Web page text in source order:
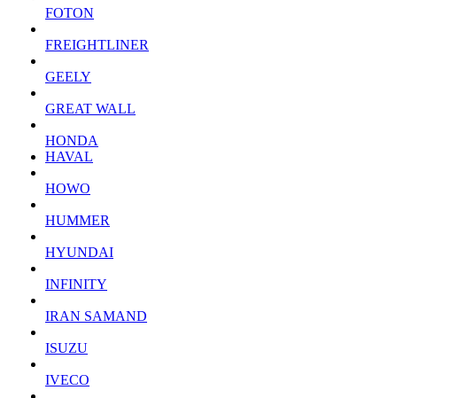
FOTON
FREIGHTLINER
GEELY
GREAT WALL
HONDA
HAVAL
HOWO
HUMMER
HYUNDAI
INFINITY
IRAN SAMAND
ISUZU
IVECO